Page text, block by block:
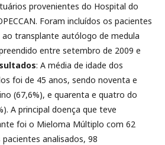
provenientes do Hospital do
Foram incluídos os pacientes
transplante autólogo de medula
entre setembro de 2009 e
: A média de idade dos
foi de 45 anos, sendo noventa e
(67,6%), e quarenta e quatro do
A principal doença que teve
foi o Mieloma Múltiplo com 62
analisados, 98